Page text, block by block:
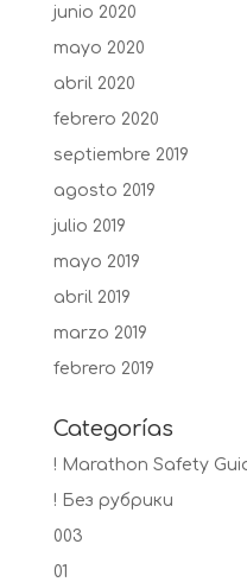
junio 2020
mayo 2020
abril 2020
febrero 2020
septiembre 2019
agosto 2019
julio 2019
mayo 2019
abril 2019
marzo 2019
febrero 2019
Categorías
! Marathon Safety
! Без рубрики
003
01